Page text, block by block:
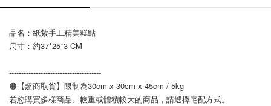
品名：紙紮手工精美糕點
尺寸：約37*25*3 CM
--------------------------------------
🟠【超商取貨】限制為30cm x 30cm x 45cm / 5kg
若您購買多樣商品、較重或體積較大的商品，請選擇宅配方式。